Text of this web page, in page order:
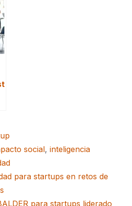
social, inteligencia
para startups en retos de
para startups liderado